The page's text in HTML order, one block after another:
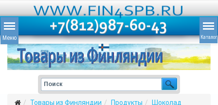
Товары из Финляндии Продукты
Шоколад